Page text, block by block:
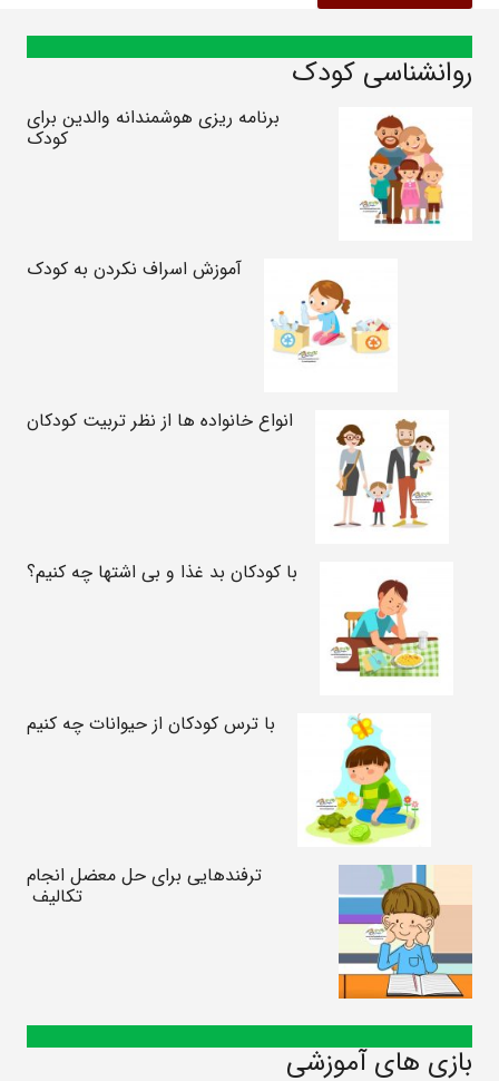
روانشناسی کودک
برنامه ریزی هوشمندانه والدین برای
کودک
آموزش اسراف نکردن به کودک
انواع خانواده ها از نظر تربیت کودکان
با کودکان بد غذا و بی اشتها چه کنیم؟
با ترس کودکان از حیوانات چه کنیم
ترفندهایی برای حل معضل انجام
تکالیف
بازی های آموزشی